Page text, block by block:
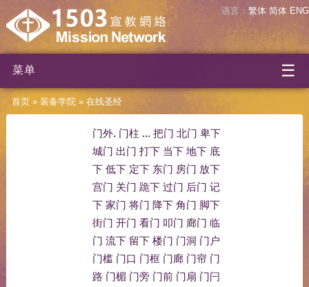
语言： 繁体 简体 ENG
菜单 ☰
首页» 装备学院 » 在线圣经
门外. 门柱 ... 把门 北门 卑下
城门 出门 打下 当下 地下 底
下 低下 定下 东门 房门 放下
宫门 关门 跪下 过门 后门 记
下 家门 将门 降下 角门 脚下
街门 开门 看门 叩门 廊门 临
门 流下 留下 楼门 门洞 门户
门槛 门口 门框 门廊 门帘 门
路 门楣 门旁 门前 门扇 门闩